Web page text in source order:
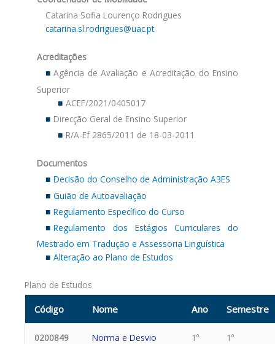
Catarina Sofia Lourenço Rodrigues
catarina.sl.rodrigues@uac.pt
Acreditações
Agência de Avaliação e Acreditação do Ensino
Superior
ACEF/2021/0405017
Direcção Geral de Ensino Superior
R/A-Ef 2865/2011 de 18-03-2011
Documentos
Decisão do Conselho de Administração A3ES
Guião de Autoavaliação
Regulamento Específico do Curso
Regulamento dos Estágios Curriculares do
Mestrado em Tradução e Assessoria Linguística
Alteração ao Plano de Estudos
Plano de Estudos
Código Nome Ano Semestre
0200849
Norma e Desvio
1º
1º